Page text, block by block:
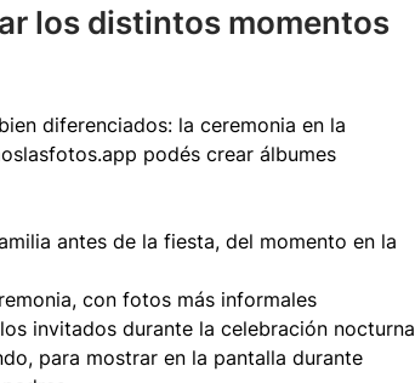
los distintos momentos
diferenciados: la ceremonia en la
podés crear álbumes
antes de la fiesta, del momento en la
con fotos más informales
invitados durante la celebración nocturna
para mostrar en la pantalla durante